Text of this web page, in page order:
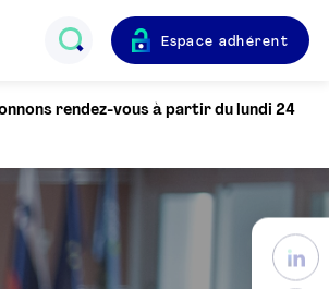
Espace adhérent
rendez-vous à partir du lundi 24